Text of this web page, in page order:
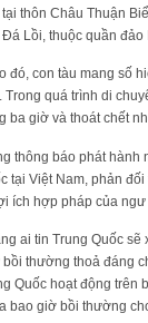
thôn Châu Thuận
Lồi, thuộc quần đảo
đó, con tàu mang số
Trong quá trình di
ba giờ và thoát chết
thông báo phát hành
tại Việt Nam, phản
ích hợp pháp của ngư
ai tin Trung Quốc
thường thoả đáng
Quốc hoạt động trên
bao giờ bồi thường